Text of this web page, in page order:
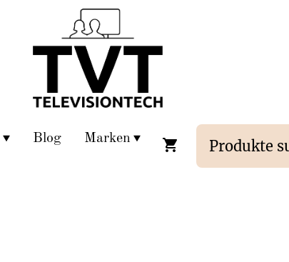
Blog Marken